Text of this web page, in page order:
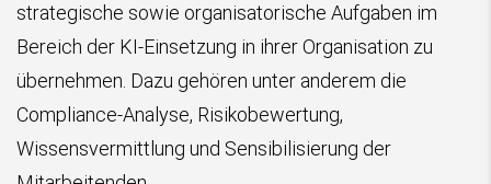
strategische sowie organisatorische Aufgaben im
Bereich der KI-Einsetzung in ihrer Organisation zu
übernehmen. Dazu gehören unter anderem die
Compliance-Analyse, Risikobewertung,
Wissensvermittlung und Sensibilisierung der